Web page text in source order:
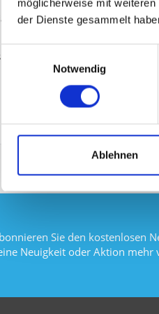
möglicherweise mit
der Dienste gesammelt
Notwendig
Ablehnen
Sie den kostenlosen
Neuigkeit oder Aktion mehr